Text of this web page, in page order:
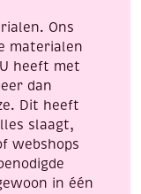
Ons
materialen
heeft met
dan
Dit heeft
slaagt,
webshops
in één